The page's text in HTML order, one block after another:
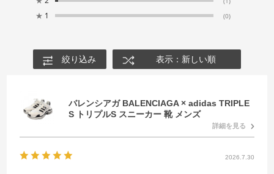
★ 1 (0)
絞り込み 表示：新しい順
バレンシアガ BALENCIAGA × adidas TRIPLE
S トリプルS スニーカー 靴 メンズ
詳細を見る
2026.7.30